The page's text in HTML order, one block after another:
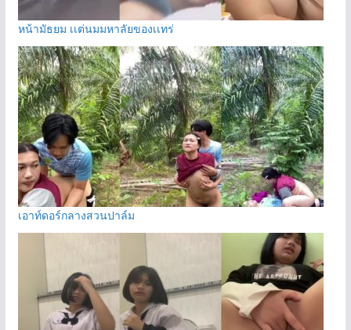
หน้ามัธยม เเต่นมมหาลัยของเเทร่
เอาท์ดอร์กลางสวนปาล์ม